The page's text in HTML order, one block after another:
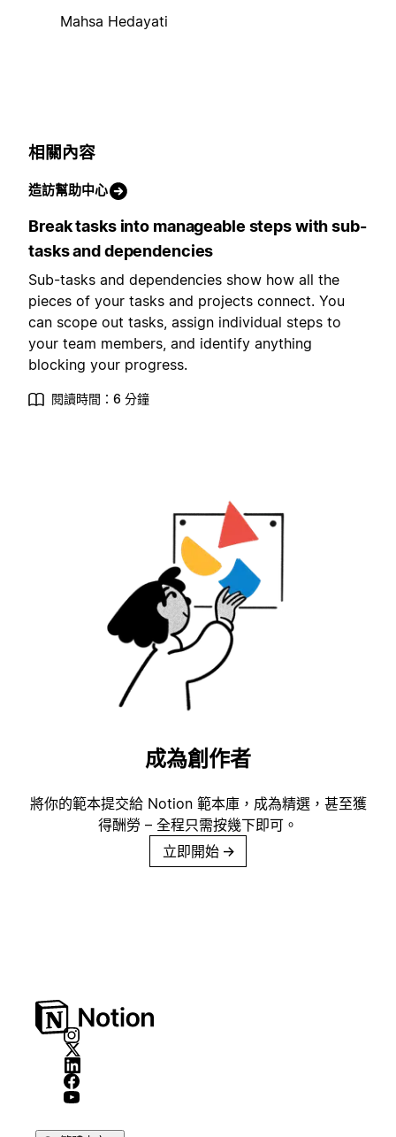
Mahsa Hedayati
相關內容
造訪幫助中心
Break tasks into manageable steps with sub-
tasks and dependencies
Sub-tasks and dependencies show how all the
pieces of your tasks and projects connect. You
can scope out tasks, assign individual steps to
your team members, and identify anything
blocking your progress.
閱讀時間：6 分鐘
成為創作者
將你的範本提交給 Notion 範本庫，成為精選，甚至獲
得酬勞 – 全程只需按幾下即可。
立即開始 →